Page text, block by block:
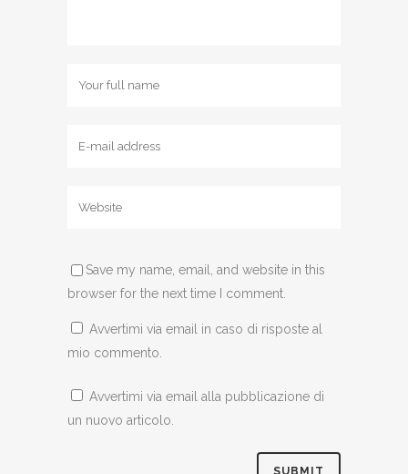
Save my name, email, and website in this
browser for the next time I comment.
Avvertimi via email in caso di risposte al
mio commento.
Avvertimi via email alla pubblicazione di
un nuovo articolo.